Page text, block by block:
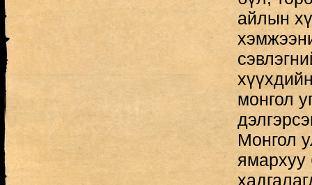
айлын
монгол
Монгол
ямархуу